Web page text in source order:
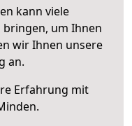
kann viele
um Ihnen
wir Ihnen unsere
an.
Erfahrung mit
.